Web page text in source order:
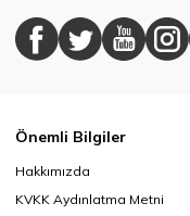
Önemli Bilgiler
Hakkımızda
KVKK Aydınlatma Metni